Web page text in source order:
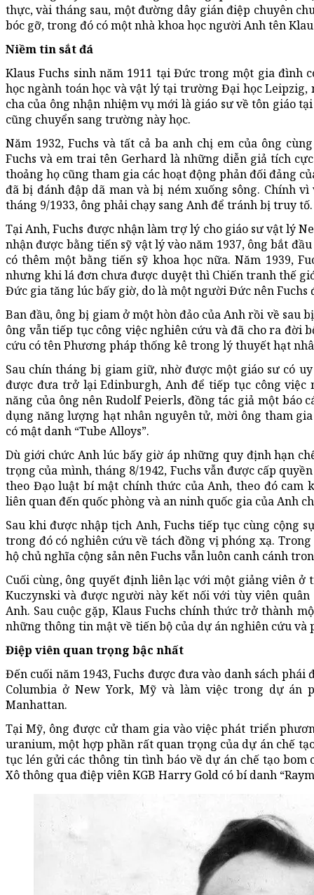
thực, vài tháng sau, một đường dây gián điệp chuyên
bóc gỡ, trong đó có một nhà khoa học người Anh tên
Niềm tin sắt đá
Klaus Fuchs sinh năm 1911 tại Đức trong một gia đình
học ngành toán học và vật lý tại trường Đại học Leipzig,
cha của ông nhận nhiệm vụ mới là giáo sư về tôn giáo
cũng chuyển sang trường này học.
Năm 1932, Fuchs và tất cả ba anh chị em của ông
Fuchs và em trai tên Gerhard là những diễn giả tích
thoảng họ cũng tham gia các hoạt động phản đối đảng
đã bị đánh đập dã man và bị ném xuống sông. Chính
tháng 9/1933, ông phải chạy sang Anh để tránh bị truy tố.
Tại Anh, Fuchs được nhận làm trợ lý cho giáo sư vật lý
nhận được bằng tiến sỹ vật lý vào năm 1937, ông bắt
có thêm một bằng tiến sỹ khoa học nữa. Năm 1939,
nhưng khi lá đơn chưa được duyệt thì Chiến tranh thế
Đức gia tăng lúc bấy giờ, do là một người Đức nên Fuchs
Ban đầu, ông bị giam ở một hòn đảo của Anh rồi về sau
ông vẫn tiếp tục công việc nghiên cứu và đã cho ra đời
cứu có tên Phương pháp thống kê trong lý thuyết hạt
Sau chín tháng bị giam giữ, nhờ được một giáo sư có
được đưa trở lại Edinburgh, Anh để tiếp tục công
năng của ông nên Rudolf Peierls, đồng tác giả một báo
dụng năng lượng hạt nhân nguyên tử, mời ông tham
có mật danh “Tube Alloys”.
Dù giới chức Anh lúc bấy giờ áp những quy định hạn
trọng của mình, tháng 8/1942, Fuchs vẫn được cấp
theo Đạo luật bí mật chính thức của Anh, theo đó cam
liên quan đến quốc phòng và an ninh quốc gia của Anh
Sau khi được nhập tịch Anh, Fuchs tiếp tục cùng cộng
trong đó có nghiên cứu về tách đồng vị phóng xạ.
hộ chủ nghĩa cộng sản nên Fuchs vẫn luôn canh cánh
Cuối cùng, ông quyết định liên lạc với một giảng viên
Kuczynski và được người này kết nối với tùy viên
Anh. Sau cuộc gặp, Klaus Fuchs chính thức trở thành
những thông tin mật về tiến bộ của dự án nghiên cứu
Điệp viên quan trọng bậc nhất
Đến cuối năm 1943, Fuchs được đưa vào danh sách
Columbia ở New York, Mỹ và làm việc trong dự án
Manhattan.
Tại Mỹ, ông được cử tham gia vào việc phát triển
uranium, một hợp phần rất quan trọng của dự án chế
tục lén gửi các thông tin tình báo về dự án chế tạo
Xô thông qua điệp viên KGB Harry Gold có bí danh